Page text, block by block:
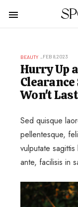
BEAUTY FEB 8,2023
Hurry Up
Clearance
Won't Last
Sed quisque
pellentesque,
vulputate
ante, facilisis in